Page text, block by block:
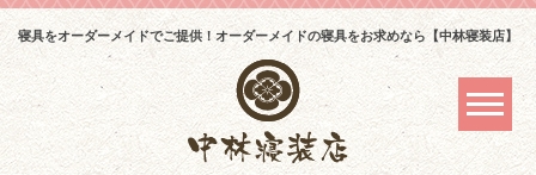
寝具をオーダーメイドでご提供！オーダーメイドの寝具をお求めなら【中林寝装店】